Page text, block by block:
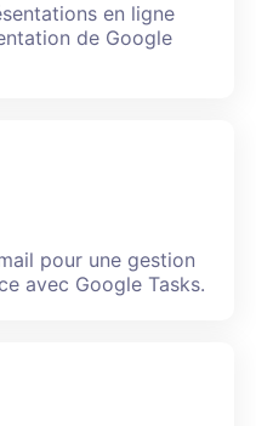
en ligne
de Google
pour une gestion
avec Google Tasks.